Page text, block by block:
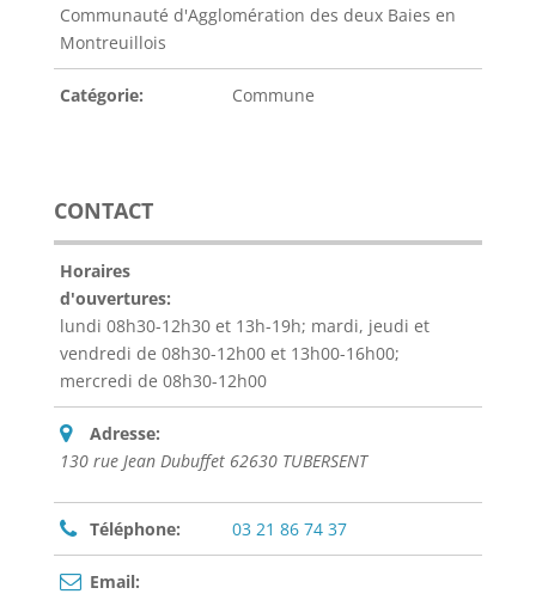
Communauté d'Agglomération des deux Baies en
Montreuillois
Catégorie: Commune
CONTACT
Horaires
d'ouvertures:
lundi 08h30-12h30 et 13h-19h; mardi, jeudi et
vendredi de 08h30-12h00 et 13h00-16h00;
mercredi de 08h30-12h00
Adresse:
130 rue Jean Dubuffet 62630 TUBERSENT
Téléphone: 03 21 86 74 37
Email: